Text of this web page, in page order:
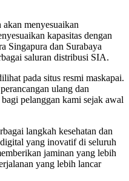
menyesuaikan
kapasitas dengan
Singapura dan Surabaya
saluran distribusi SIA.
pada situs resmi maskapai.
ulang dan
pelanggan kami sejak awal
langkah kesehatan dan
yang inovatif di seluruh
jaminan yang lebih
yang lebih lancar